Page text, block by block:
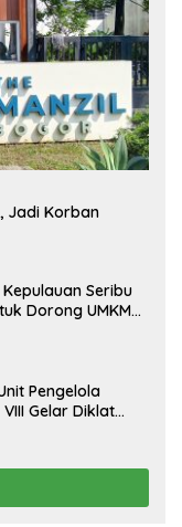
Jadi Korban
Seribu
Dorong UMKM
Pengelola
VIII Gelar Diklat
Metro Jaya*